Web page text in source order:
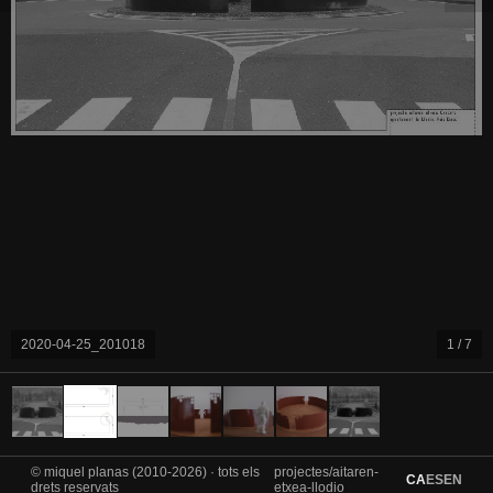
Concurs Escultura Publica aitaren etxea LLODIO2 2 / 7
© miquel planas (2010-2026) · tots els
drets reservats
projectes/aitaren-
etxea-llodio
CAESEN